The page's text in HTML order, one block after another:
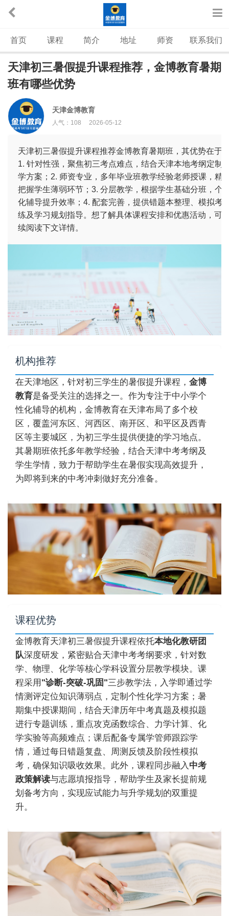
首页 课程 简介 地址 师资 联系我们
天津初三暑假提升课程推荐，金博教育暑期
班有哪些优势
天津金博教育
人气： 108 2026-05-12
天津初三暑假提升课程推荐金博教育暑期班，其优势在于
1. 针对性强，聚焦初三考点难点，结合天津本地考纲定制
学方案；2. 师资专业，多年毕业班教学经验老师授课，精
把握学生薄弱环节；3. 分层教学，根据学生基础分班，个
化辅导提升效率；4. 配套完善，提供错题本整理、模拟考
练及学习规划指导。想了解具体课程安排和优惠活动，可
续阅读下文详情。
机构推荐
在天津地区，针对初三学生的暑假提升课程， 金博
教育是备受关注的选择之一。作为专注于中小学个
性化辅导的机构，金博教育在天津布局了多个校
区，覆盖河东区、河西区、南开区、和平区及西青
区等主要城区，为初三学生提供便捷的学习地点。
其暑期班依托多年教学经验，结合天津中考考纲及
学生学情，致力于帮助学生在暑假实现高效提升，
为即将到来的中考冲刺做好充分准备。
课程优势
金博教育天津初三暑假提升课程依托本地化教研团
队深度研发，紧密贴合天津中考考纲要求，针对数
学、物理、化学等核心学科设置分层教学模块。课
程采用 "诊断-突破-巩固"三步教学法，入学即通过学
情测评定位知识薄弱点，定制个性化学习方案；暑
期集中授课期间，结合天津历年中考真题及模拟题
进行专题训练，重点攻克函数综合、力学计算、化
学实验等高频难点；课后配备专属学管师跟踪学
情，通过每日错题复盘、周测反馈及阶段性模拟
考，确保知识吸收效果。此外，课程同步融入 中考
政策解读与志愿填报指导，帮助学生及家长提前规
划备考方向，实现应试能力与升学规划的双重提
升。